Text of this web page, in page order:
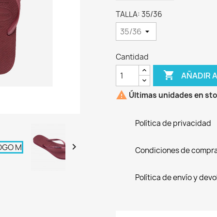

TALLA: 35/36
Cantidad
 AÑADIR
 Últimas unidades en
Política de privacidad
Condiciones de
Política de envío y